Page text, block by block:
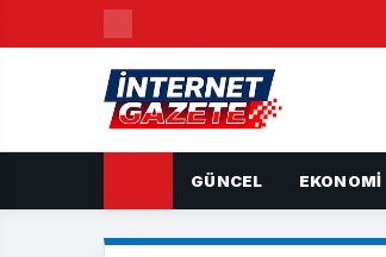
GÜNCEL EKONOMI